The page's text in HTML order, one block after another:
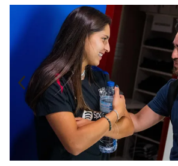
Jugadors
Fotos
Palmarés
Historia
Clasificaciones
Infantil
Alevín
Actualidad
Calendario
Entradas
Resultados
Clasificaciones
Barça Atlètic
plusicon
más
Actualidad
Calendario
Resultados
Jugadores
Base
plusicon
más
Actualidad
Barça C
Junior
Campus Verano
PLUSICON
MÁS
Información general
plusicon
label.aria.chevronleft